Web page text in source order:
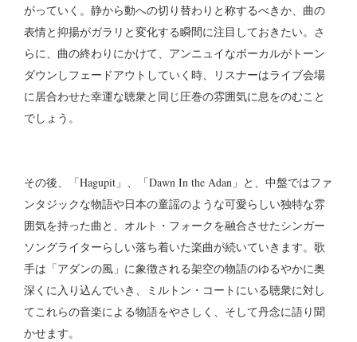
がっていく。静から動への切り替わりと称するべきか、曲の
表情と抑揚がガラリと変化する瞬間に注目しておきたい。さ
らに、曲の終わりにかけて、アンニュイなボーカルがトーン
ダウンしフェードアウトしていく時、リスナーはライブ会場
に居合わせた幸運な聴衆と同じ圧巻の雰囲気に息をのむこと
でしょう。
その後、「Hagupit」、「Dawn In the Adan」と、中盤ではファ
ンタジックな物語や日本の童謡のような可愛らしい独特な雰
囲気を持った曲と、オルト・フォークを融合させたシンガー
ソングライターらしい落ち着いた楽曲が続いていきます。歌
手は「アダンの風」に象徴される架空の物語のゆるやかに奥
深くに入り込んでいき、ミルトン・コートにいる聴衆に対し
てこれらの音楽による物語をやさしく、そして丹念に語り聞
かせます。